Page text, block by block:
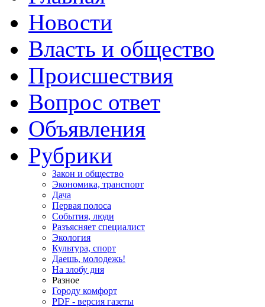
Новости
Власть и общество
Происшествия
Вопрос ответ
Объявления
Рубрики
Закон и общество
Экономика, транспорт
Дача
Первая полоса
События, люди
Разъясняет специалист
Экология
Культура, спорт
Даешь, молодежь!
На злобу дня
Разное
Городу комфорт
PDF - версия газеты